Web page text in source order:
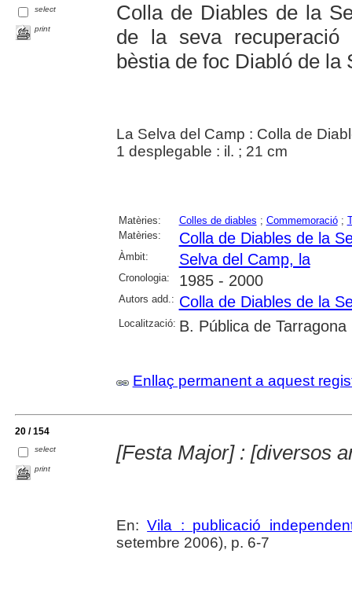
select
print
Colla de Diables de la
de la seva
bèstia de foc Diabló de la
La Selva del Camp : Colla de
1 desplegable : il. ; 21 cm
Matèries: Colles de diables ; Commemoració;
Matèries:
Colla de Diables de la
Àmbit: Selva del Camp, la
Cronologia: 1985 - 2000
Autors add.: Colla de Diables de la
Localització: B. Pública de Tarragona
Enllaç permanent a aquest
20 / 154
select
print
[Festa Major] : [diversos
En:Vila : publicació
setembre 2006), p. 6-7